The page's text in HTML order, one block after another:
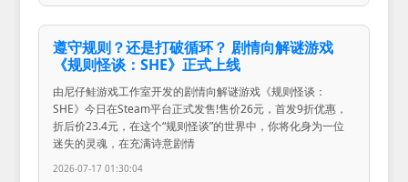
遵守规则？还是打破循环？ 剧情向解谜游戏
《规则怪谈：SHE》正式上线
由尼仔鲑游戏工作室开发的剧情向解谜游戏《规则怪谈：
SHE》今日在Steam平台正式发售!售价26元，首发9折优惠，
折后价23.4元，在这个“规则怪谈”的世界中，你将化身为一位
迷失的灵魂，在充满诗意剧情
2026-07-17 01:30:04